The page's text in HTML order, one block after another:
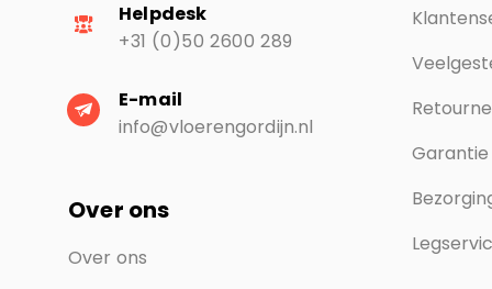
Helpdesk
+31 (0)50 2600 289
E-mail
info@vloerengordijn.nl
Over ons
Over ons
Garantie